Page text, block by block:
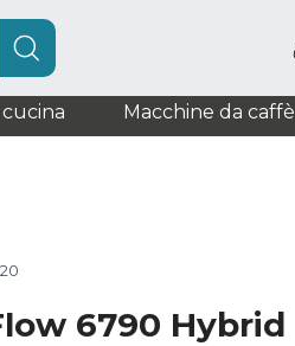
Macchine da caffè
6790 Hybrid